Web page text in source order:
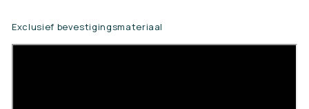
Exclusief bevestigingsmateriaal